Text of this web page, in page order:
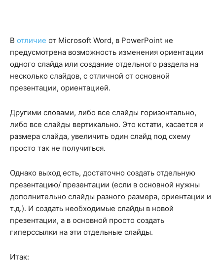
В отличие от Microsoft Word, в PowerPoint не
предусмотрена возможность изменения ориентации
одного слайда или создание отдельного раздела на
несколько слайдов, с отличной от основной
презентации, ориентацией.
Другими словами, либо все слайды горизонтально,
либо все слайды вертикально. Это кстати, касается и
размера слайда, увеличить один слайд под схему
просто так не получиться.
Однако выход есть, достаточно создать отдельную
презентацию/ презентации (если в основной нужны
дополнительно слайды разного размера, ориентации и
т.д.). И создать необходимые слайды в новой
презентации, а в основной просто создать
гиперссылки на эти отдельные слайды.
Итак: